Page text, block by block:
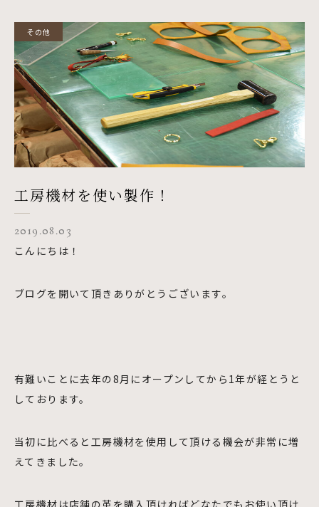
その他
工房機材を使い製作！
2019.08.03
こんにちは！
ブログを開いて頂きありがとうございます。
有難いことに去年の8月にオープンしてから1年が経とうと
しております。
当初に比べると工房機材を使用して頂ける機会が非常に増
えてきました。
工房機材は店舗の革を購入頂ければどなたでもお使い頂け